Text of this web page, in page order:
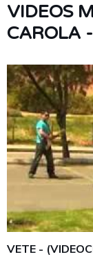
VIDEOS
CAROLA
VETE -